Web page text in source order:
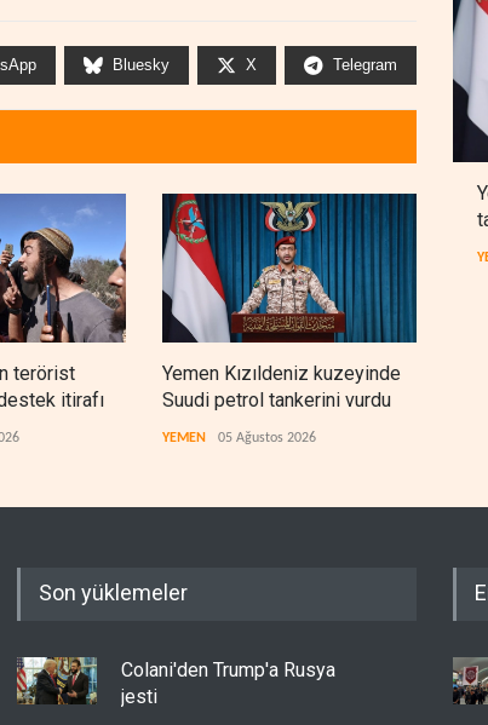
Bluesky X Telegram
terörist
itirafı
Yemen Kızıldeniz kuzeyinde
Suudi petrol tankerini vurdu
YEMEN 05 Ağustos 2026
Son yüklemeler
Colani'den Trump'a Rusya
jesti